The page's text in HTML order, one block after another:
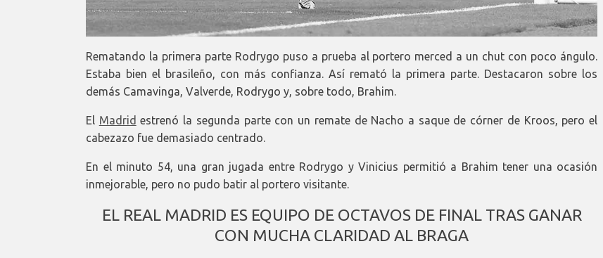
Rematando la primera parte Rodrygo puso a prueba al portero merced a un chut con poco ángulo.
Estaba bien el brasileño, con más confianza. Así remató la primera parte. Destacaron sobre los
demás Camavinga, Valverde, Rodrygo y, sobre todo, Brahim.
El Madrid estrenó la segunda parte con un remate de Nacho a saque de córner de Kroos, pero el
cabezazo fue demasiado centrado.
En el minuto 54, una gran jugada entre Rodrygo y Vinicius permitió a Brahim tener una ocasión
inmejorable, pero no pudo batir al portero visitante.
EL REAL MADRID ES EQUIPO DE OCTAVOS DE FINAL TRAS GANAR
CON MUCHA CLARIDAD AL BRAGA